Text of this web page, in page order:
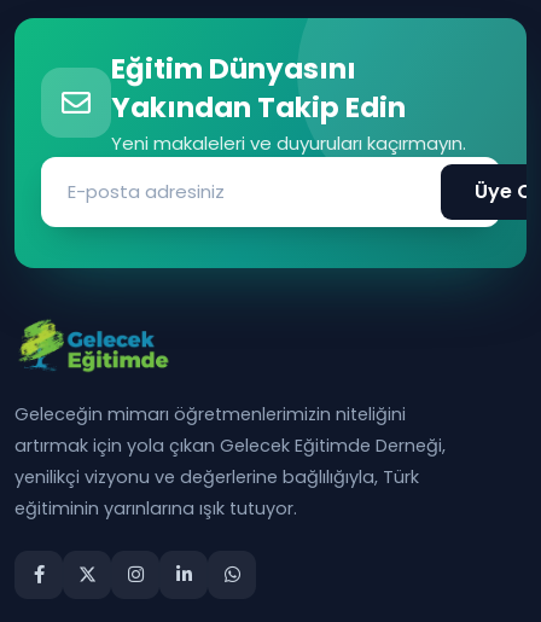
Eğitim Dünyasını
Yakından Takip Edin
Yeni makaleleri ve duyuruları kaçırmayın.
Üye Ol
Geleceğin mimarı öğretmenlerimizin niteliğini
artırmak için yola çıkan Gelecek Eğitimde Derneği,
yenilikçi vizyonu ve değerlerine bağlılığıyla, Türk
eğitiminin yarınlarına ışık tutuyor.